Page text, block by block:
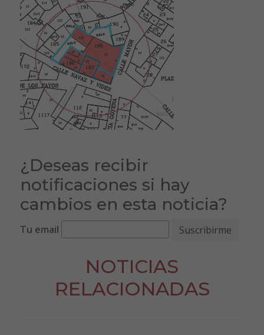
¿Deseas recibir
notificaciones si hay
cambios en esta noticia?
Tu email
NOTICIAS
RELACIONADAS